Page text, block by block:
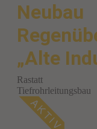
Neubau
„Alte
Rastatt
Tiefrohrleitungsbau